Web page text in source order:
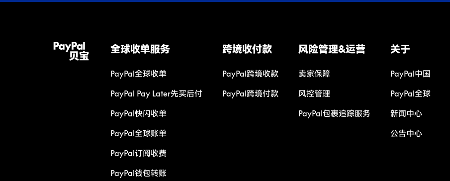
全球收单服务
PayPal全球收单
PayPal Pay Later先买后付
PayPal快闪收单
PayPal全球账单
PayPal订阅收费
PayPal钱包转账
跨境收付款
PayPal跨境收款
PayPal跨境付款
风险管理&运营
卖家保障
风控管理
PayPal包裹追踪服务
关于
PayPal中国
PayPal全球
新闻中心
公告中心